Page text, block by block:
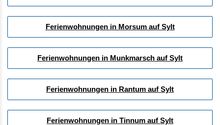
Ferienwohnungen in Morsum auf Sylt
Ferienwohnungen in Munkmarsch auf Sylt
Ferienwohnungen in Rantum auf Sylt
Ferienwohnungen in Tinnum auf Sylt